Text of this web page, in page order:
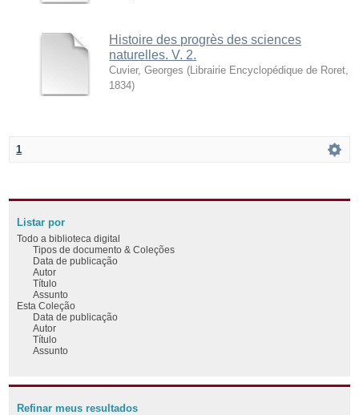
Histoire des progrès des sciences
naturelles. V. 2.
Cuvier, Georges ( Librairie Encyclopédique de Roret
1834)
1
Listar por
Todo a biblioteca digital
Tipos de documento & Coleções
Data de publicação
Autor
Título
Assunto
Esta Coleção
Data de publicação
Autor
Título
Assunto
Refinar meus resultados